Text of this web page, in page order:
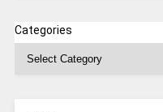
Categories